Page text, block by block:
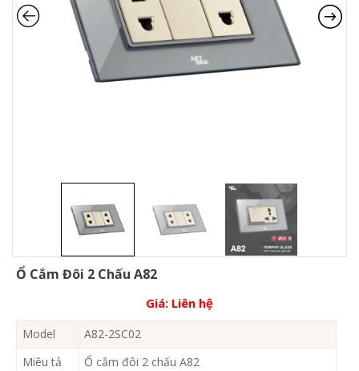
Ổ Cắm Đôi 2 Chấu A82
Giá: Liên hệ
Model
A82-2SC02
Miêu tả
Ổ cắm đôi 2 chấu A82